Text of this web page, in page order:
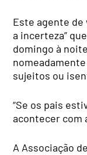
Este agente de
a incerteza”
domingo à
sujeitos ou
“Se os pais
acontecer com
A Associação